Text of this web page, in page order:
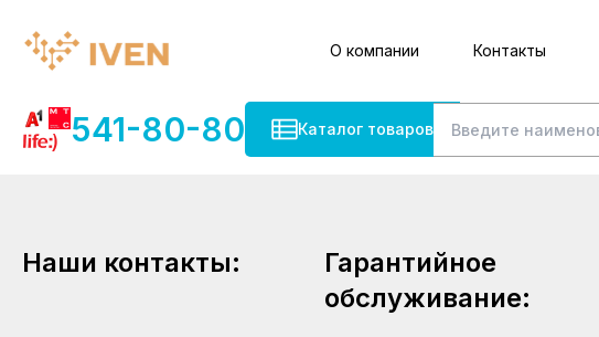
О компании Контакты
541-80-80 Каталог товаров
Наши контакты:
Гарантийное
обслуживание: